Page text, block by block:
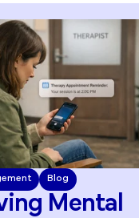
Queue Management
Designing